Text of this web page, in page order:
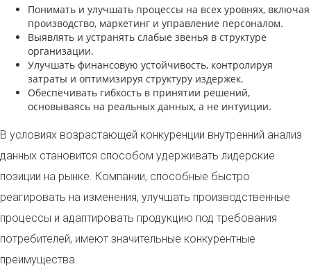
Понимать и улучшать процессы на всех уровнях, включая
производство, маркетинг и управление персоналом.
Выявлять и устранять слабые звенья в структуре
организации.
Улучшать финансовую устойчивость, контролируя
затраты и оптимизируя структуру издержек.
Обеспечивать гибкость в принятии решений,
основываясь на реальных данных, а не интуиции.
В условиях возрастающей конкуренции внутренний анализ
данных становится способом удерживать лидерские
позиции на рынке. Компании, способные быстро
реагировать на изменения, улучшать производственные
процессы и адаптировать продукцию под требования
потребителей, имеют значительные конкурентные
преимущества.